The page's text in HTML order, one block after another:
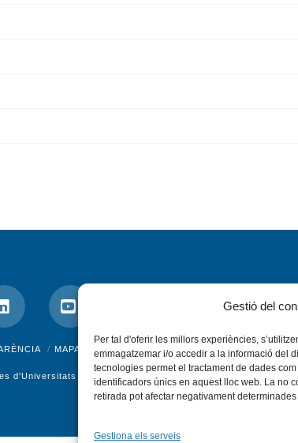
Gestió del
Per tal d'oferir les millors experiències,
emmagatzemar i/o accedir a la informació del
tecnologies permet el tractament de dades
identificadors únics en aquest lloc web. La no
retirada pot afectar negativament
Gestiona els serveis
LinkedInYouTubeInstagramFlickr
MAPA DEL WEB AVÍS LEGAL PRIVADESA
d'Universitats